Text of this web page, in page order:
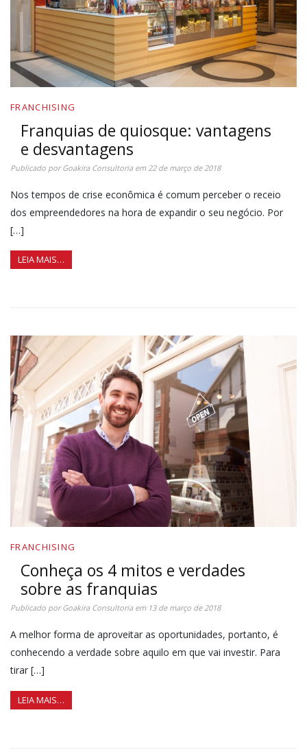
FRANCHISING
Franquias de quiosque: vantagens
e desvantagens
Publicado porGoakira Consultoriaem 22 de março de 2018
Nos tempos de crise econômica é comum perceber o receio
dos empreendedores na hora de expandir o seu negócio. Por
[…]
LEIA MAIS…
FRANCHISING
Conheça os 4 mitos e verdades
sobre as franquias
Publicado porGoakira Consultoriaem 13 de março de 2018
A melhor forma de aproveitar as oportunidades, portanto, é
conhecendo a verdade sobre aquilo em que vai investir. Para
tirar […]
LEIA MAIS…